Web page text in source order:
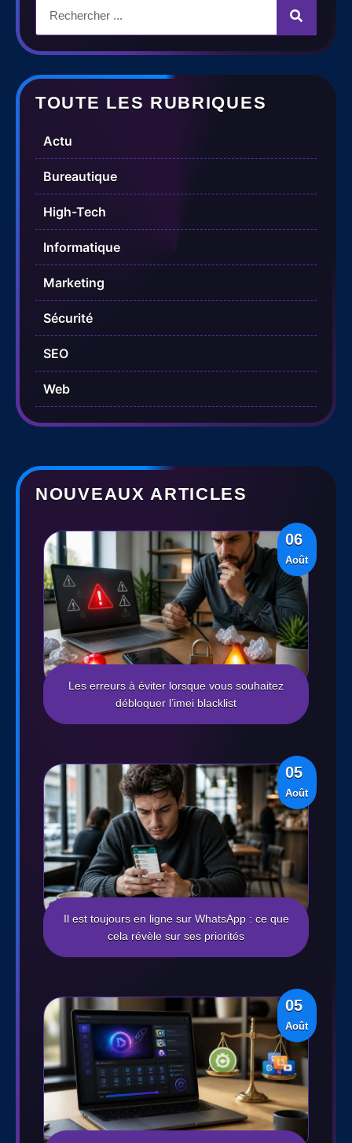
TOUTE LES RUBRIQUES
Actu
Bureautique
High-Tech
Informatique
Marketing
Sécurité
SEO
Web
NOUVEAUX ARTICLES
06
Août
Les erreurs à éviter lorsque vous souhaitez
débloquer l’imei blacklist
05
Août
Il est toujours en ligne sur WhatsApp : ce que
cela révèle sur ses priorités
05
Août